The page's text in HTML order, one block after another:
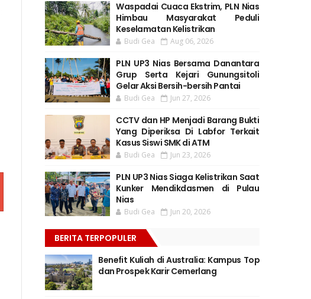
Waspadai Cuaca Ekstrim, PLN Nias
Himbau Masyarakat Peduli
Keselamatan Kelistrikan
Budi Gea Aug 06, 2026
PLN UP3 Nias Bersama Danantara
Grup Serta Kejari Gunungsitoli
Gelar Aksi Bersih-bersih Pantai
Budi Gea Jun 27, 2026
CCTV dan HP Menjadi Barang Bukti
Yang Diperiksa Di Labfor Terkait
Kasus Siswi SMK di ATM
Budi Gea Jun 23, 2026
PLN UP3 Nias Siaga Kelistrikan Saat
Kunker Mendikdasmen di Pulau
Nias
Budi Gea Jun 20, 2026
BERITA TERPOPULER
Benefit Kuliah di Australia: Kampus Top
dan Prospek Karir Cemerlang